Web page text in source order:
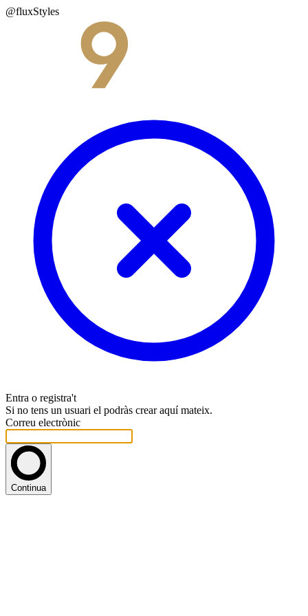
@fluxStyles
Entra o registra't
Si no tens un usuari el podràs crear aquí mateix.
Correu electrònic
Continua